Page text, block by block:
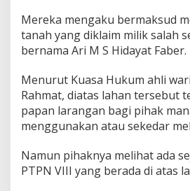
a
n
d
i
i
a
t
e
r
K
l
a
Mereka mengaku bermaksud
tanah yang diklaim milik salah
bernama Ari M S Hidayat Faber.
Menurut Kuasa Hukum ahli
Rahmat, diatas lahan tersebut
papan larangan bagi pihak
menggunakan atau sekedar
Namun pihaknya melihat ada
PTPN VIII yang berada di atas